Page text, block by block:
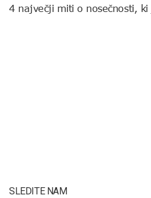
4 največji miti o nosečnosti,
SLEDITE NAM